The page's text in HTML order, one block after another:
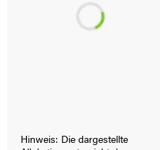
Hinweis: Die dargestellte